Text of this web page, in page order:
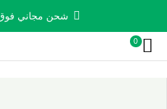
شحن مجاني فوق 2500
0